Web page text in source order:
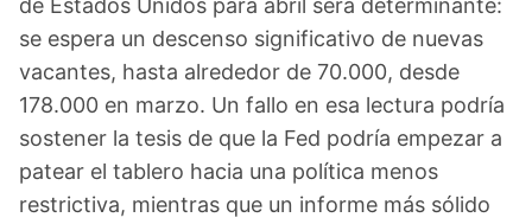
de Estados Unidos para abril será determinante:
se espera un descenso significativo de nuevas
vacantes, hasta alrededor de 70.000, desde
178.000 en marzo. Un fallo en esa lectura podría
sostener la tesis de que la Fed podría empezar a
patear el tablero hacia una política menos
restrictiva, mientras que un informe más sólido